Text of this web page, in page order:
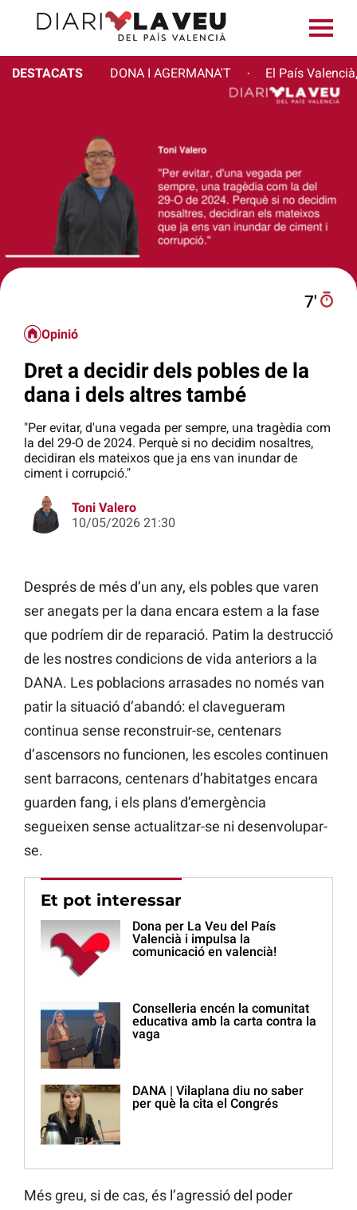
DESTACATS DONA I AGERMANA'T · El País
7′
Opinió
Dret a decidir dels pobles de la
dana i dels altres també
"Per evitar, d'una vegada per sempre, una tragèdia com
la del 29-O de 2024. Perquè si no decidim nosaltres,
decidiran els mateixos que ja ens van inundar de
ciment i corrupció."
Toni Valero
10/05/2026 21:30
Després de més d’un any, els pobles que varen
ser anegats per la dana encara estem a la fase
que podríem dir de reparació. Patim la destrucció
de les nostres condicions de vida anteriors a la
DANA. Les poblacions arrasades no només van
patir la situació d’abandó: el clavegueram
continua sense reconstruir-se, centenars
d’ascensors no funcionen, les escoles continuen
sent barracons, centenars d’habitatges encara
guarden fang, i els plans d’emergència
segueixen sense actualitzar-se ni desenvolupar-
se.
Et pot interessar
Dona per La Veu del País
Valencià i impulsa la
comunicació en valencià!
Conselleria encén la comunitat
educativa amb la carta contra la
vaga
DANA | Vilaplana diu no saber
per què la cita el Congrés
Més greu, si de cas, és l’agressió del poder